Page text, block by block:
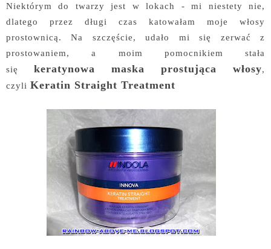
Niektórym do twarzy jest w lokach - mi niestety nie,
dlatego przez długi czas katowałam moje włosy
prostownicą. Na szczęście, udało mi się zerwać z
prostowaniem, a moim pomocnikiem stała
się keratynowa maska prostująca włosy,
czyli Keratin Straight Treatment